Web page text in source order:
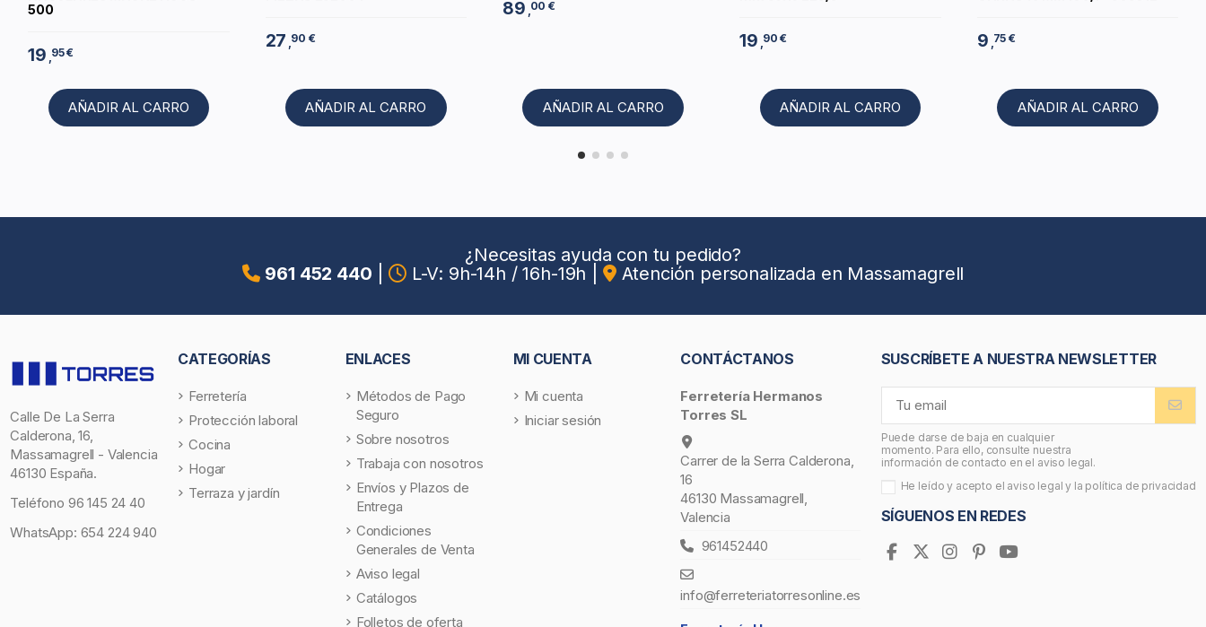
500
19 95 €
AÑADIR AL CARRO
27 ,90 €
AÑADIR AL CARRO
89 00 €
AÑADIR AL CARRO
19 90 €
AÑADIR AL CARRO
9 75 €
AÑADIR AL CARRO
¿Necesitas ayuda con tu pedido?
961 452 440
L-V: 9h-14h / 16h-19h Atención personalizada en Massamagrell
Calle De La Serra
Calderona, 16,
Massamagrell - Valencia
46130 España.
Teléfono 96 145 24 40
WhatsApp: 654 224 940
CATEGORÍAS
Ferretería
Protección laboral
Cocina
Hogar
Terraza y jardín
ENLACES
Métodos de Pago
Seguro
Sobre nosotros
Trabaja con nosotros
Envíos y Plazos de
Entrega
Condiciones
Generales de Venta
Aviso legal
Catálogos
Folletos de oferta
MI CUENTA
Mi cuenta
Iniciar sesión
CONTÁCTANOS
Ferretería Hermanos
Torres SL
Carrer de la Serra Calderona,
16
46130 Massamagrell,
Valencia
961452440
info@ferreteriatorresonline.es
SUSCRÍBETE A NUESTRA NEWSLETTER
Puede darse de baja en cualquier
momento. Para ello, consulte nuestra
información de contacto en el aviso legal.
He leído y acepto el aviso legal y la política de privacidad
SÍGUENOS EN REDES